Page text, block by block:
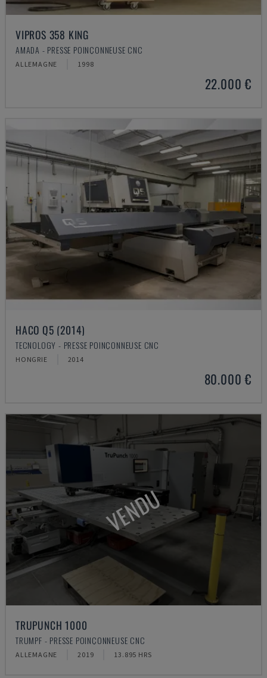
VIPROS 358 KING
AMADA - PRESSE POINÇONNEUSE CNC
ALLEMAGNE 1998
22.000 €
HACO Q5 (2014)
TECNOLOGY - PRESSE POINÇONNEUSE CNC
HONGRIE 2014
80.000 €
VENDU
TRUPUNCH 1000
TRUMPF - PRESSE POINÇONNEUSE CNC
ALLEMAGNE 2019 13.895 HRS